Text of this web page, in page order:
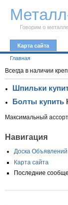
Говорим о металле
Карта сайта
Главная
Всегда в наличии
Шпильки
Болты купить
Максимальный
Навигация
Доска Объявлений
Карта сайта
Последние